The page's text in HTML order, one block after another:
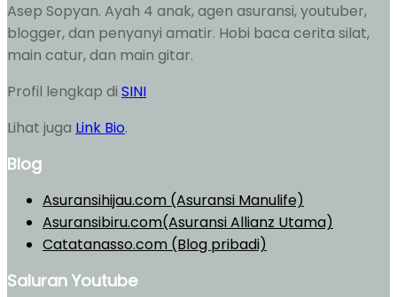
Asep Sopyan. Ayah 4 anak, agen asuransi, youtuber,
blogger, dan penyanyi amatir. Hobi baca cerita silat,
main catur, dan main gitar.
Profil lengkap di SINI
Lihat juga Link Bio.
Blog
Asuransihijau.com (Asuransi Manulife)
Asuransibiru.com(Asuransi Allianz Utama)
Catatanasso.com (Blog pribadi)
Saluran Youtube